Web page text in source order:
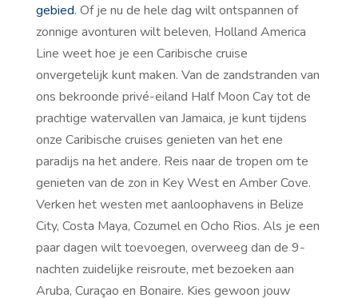
gebied. Of je nu de hele dag wilt ontspannen of
zonnige avonturen wilt beleven, Holland America
Line weet hoe je een Caribische cruise
onvergetelijk kunt maken. Van de zandstranden van
ons bekroonde privé-eiland Half Moon Cay tot de
prachtige watervallen van Jamaica, je kunt tijdens
onze Caribische cruises genieten van het ene
paradijs na het andere. Reis naar de tropen om te
genieten van de zon in Key West en Amber Cove.
Verken het westen met aanloophavens in Belize
City, Costa Maya, Cozumel en Ocho Rios. Als je een
paar dagen wilt toevoegen, overweeg dan de 9-
nachten zuidelijke reisroute, met bezoeken aan
Aruba, Curaçao en Bonaire. Kies gewoon jouw